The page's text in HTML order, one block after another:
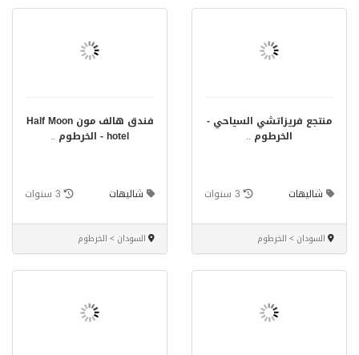
منتجع فريزاتشي السياحي -
الخرطوم ..
شاليهات 3 سنوات
السودان > الخرطوم
فندق هالف مون Half Moon
hotel - الخرطوم
..
شاليهات 3 سنوات
السودان > الخرطوم